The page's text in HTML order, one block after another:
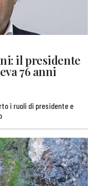
il presidente
76 anni
i ruoli di presidente e